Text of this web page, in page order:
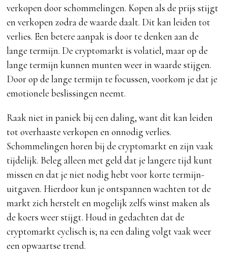
verkopen door schommelingen. Kopen als de prijs stijgt
en verkopen zodra de waarde daalt. Dit kan leiden tot
verlies. Een betere aanpak is door te denken aan de
lange termijn. De cryptomarkt is volatiel, maar op de
lange termijn kunnen munten weer in waarde stijgen.
Door op de lange termijn te focussen, voorkom je dat je
emotionele beslissingen neemt.
Raak niet in paniek bij een daling, want dit kan leiden
tot overhaaste verkopen en onnodig verlies.
Schommelingen horen bij de cryptomarkt en zijn vaak
tijdelijk. Beleg alleen met geld dat je langere tijd kunt
missen en dat je niet nodig hebt voor korte termijn-
uitgaven. Hierdoor kun je ontspannen wachten tot de
markt zich herstelt en mogelijk zelfs winst maken als
de koers weer stijgt. Houd in gedachten dat de
cryptomarkt cyclisch is; na een daling volgt vaak weer
een opwaartse trend.